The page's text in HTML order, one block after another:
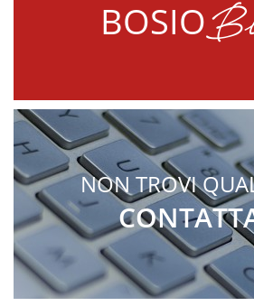
BOSIO
NON TROVI